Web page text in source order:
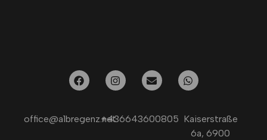
office@a1bregenz.net+436643600805 Kaiserstraße
6a, 6900